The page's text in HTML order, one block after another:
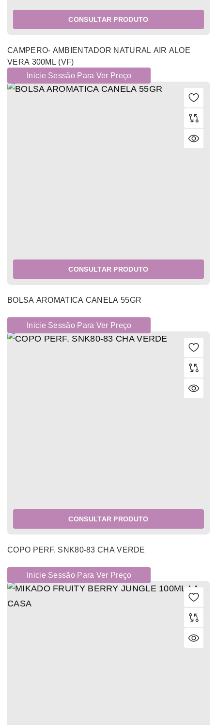
CONSULTAR PRODUTO
CAMPERO- AMBIENTADOR NATURAL AIR ALOE
VERA 300ML (VF)
Inicie Sessão Para Ver Preço
CONSULTAR PRODUTO
BOLSA AROMATICA CANELA 55GR
Inicie Sessão Para Ver Preço
CONSULTAR PRODUTO
COPO PERF. SNK80-83 CHA VERDE
Inicie Sessão Para Ver Preço